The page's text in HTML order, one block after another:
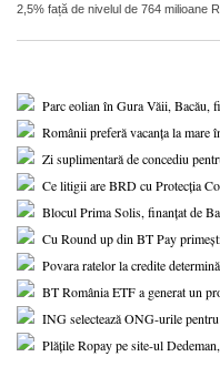
2,5% față de nivelul de 764 milioane
Parc eolian în Gura Văii, Bacău,
Românii preferă vacanța la mare
Zi suplimentară de concediu
Ce litigii are BRD cu Protecția
Blocul Prima Solis, finanțat de
Cu Round up din BT Pay
Povara ratelor la credite
BT România ETF a generat un
ING selectează ONG-urile
Plățile Ropay pe site-ul